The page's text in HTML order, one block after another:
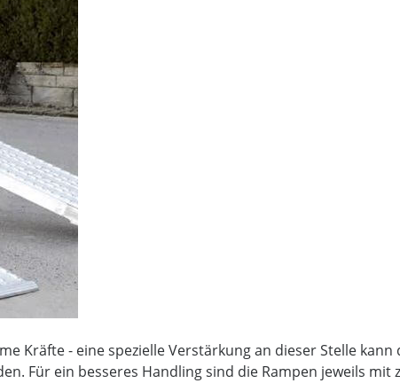
Kräfte - eine spezielle Verstärkung an dieser Stelle
Für ein besseres Handling sind die Rampen jeweils mit